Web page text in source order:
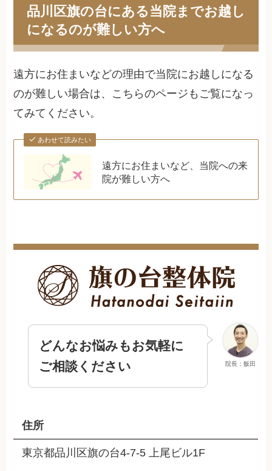
品川区旗の台にある当院までお越し
になるのが難しい方へ
遠方にお住まいなどの理由で当院にお越しになる
のが難しい場合は、こちらのページもご覧になっ
てみてください。
あわせて読みたい
遠方にお住まいなど、当院への来
院が難しい方へ
院長：飯田
どんなお悩みもお気軽に
ご相談ください
住所
東京都品川区旗の台4-7-5 上尾ビル1F